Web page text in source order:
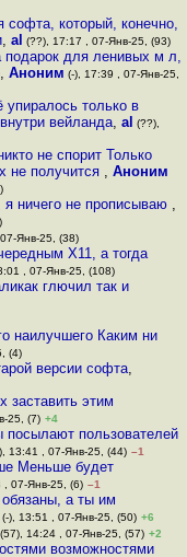
софта, который, конечно,
,al (??), 17:17 , 07-Янв-25, (93)
подарок для ленивых м л,
, Аноним (-), 17:39 , 07-Янв-25,
только в
вейланда, al (??),
не спорит Только
не получится ,Аноним
ничего не прописываю ,
Янв-25, (38)
X11, а тогда
, 07-Янв-25, (108)
глючил так и
наилучшего Каким ни
(4)
версии софта,
заставить этим
25, (7) +4
посылают пользователей
13:41 , 07-Янв-25, (44) –1
Меньше будет
, 07-Янв-25, (6) –1
а ты им
(-), 13:51 , 07-Янв-25, (50) +6
(57), 14:24 , 07-Янв-25, (57) +2
возможностями